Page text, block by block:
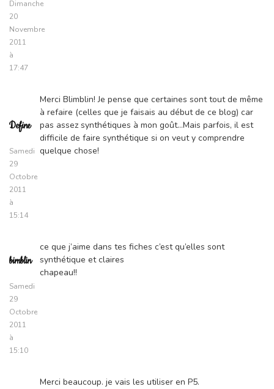
Dimanche
20
Novembre
2011
à
17:47
Define
Samedi
29
Octobre
2011
à
15:14
Merci Blimblin! Je pense que certaines sont tout de même
à refaire (celles que je faisais au début de ce blog) car
pas assez synthétiques à mon goût…Mais parfois, il est
difficile de faire synthétique si on veut y comprendre
quelque chose!
bimblin
Samedi
29
Octobre
2011
à
15:10
ce que j’aime dans tes fiches c’est qu’elles sont
synthétique et claires
chapeau!!
Merci beaucoup. je vais les utiliser en P5.